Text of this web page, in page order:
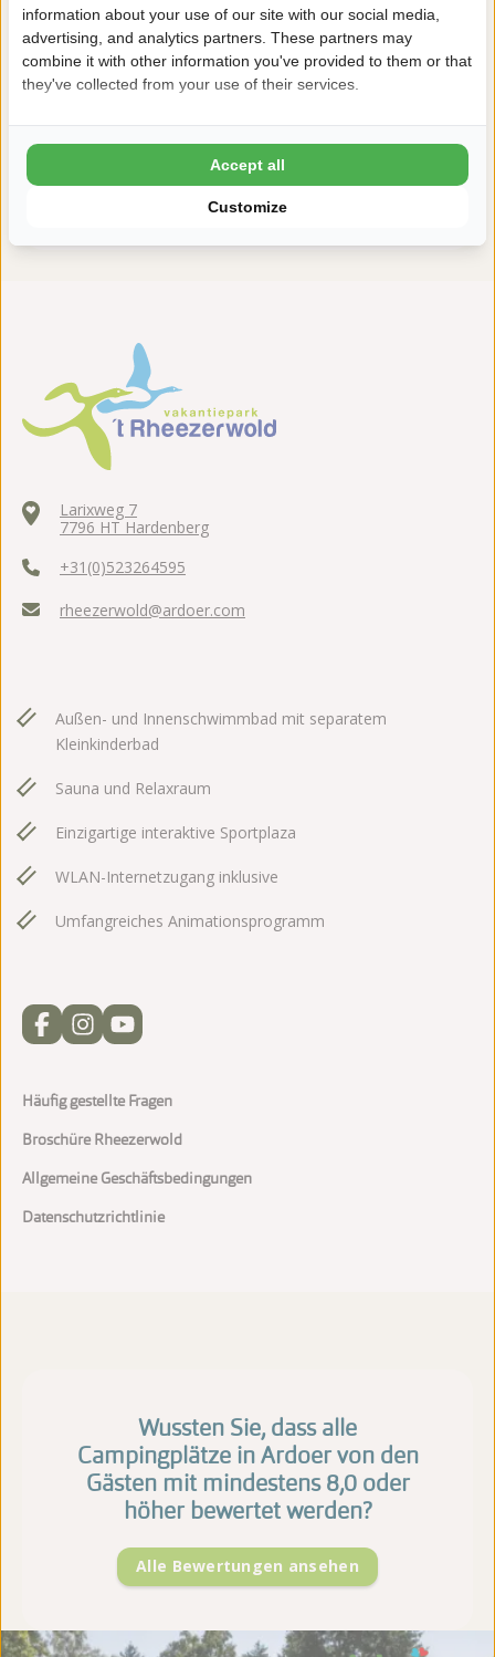
Deshalb buchen Sie mit Rheezerwold
8,9 Ardoer Gästebewertung
ADAC Superplatz
Larixweg 7
7796 HT Hardenberg
+31(0)523264595
rheezerwold@ardoer.com
Außen- und Innenschwimmbad mit separatem
Kleinkinderbad
Sauna und Relaxraum
Einzigartige interaktive Sportplaza
WLAN-Internetzugang inklusive
Umfangreiches Animationsprogramm
Häufig gestellte Fragen
Broschüre Rheezerwold
Allgemeine Geschäftsbedingungen
Datenschutzrichtlinie
Wussten Sie, dass alle
Campingplätze in Ardoer von den
Gästen mit mindestens 8,0 oder
höher bewertet werden?
Alle Bewertungen ansehen
information about your use of our site with our social media,
advertising, and analytics partners. These partners may
combine it with other information you've provided to them or that
they've collected from your use of their services.
Customize
Accept all